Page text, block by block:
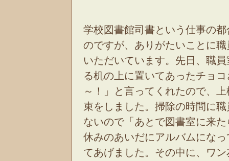
学校図書館司書という仕事の
のですが、ありがたいことに
いただいています。先日、職
る机の上に置いてあったチョ
～！」と言ってくれたので、
束をしました。掃除の時間に
ないので「あとで図書室に来
休みのあいだにアルバムにな
てあげました。その中に、ワ